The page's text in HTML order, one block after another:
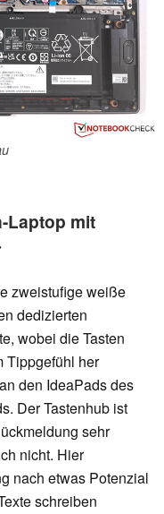
Laptop mit
zweistufige weiße
dedizierten
wobei die Tasten
Tippgefühl her
den IdeaPads des
Der Tastenhub ist
sehr
nicht. Hier
nach etwas Potenzial
schreiben